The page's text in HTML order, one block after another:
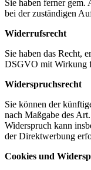
Sie haben ferner
bei der zuständigen
Widerrufsrecht
Sie haben das Recht,
DSGVO mit Wirkung
Widerspruchsrecht
Sie können der
nach Maßgabe des
Widerspruch kann
der Direktwerbung
Cookies und